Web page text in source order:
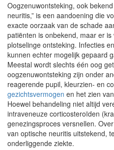
Oogzenuwontsteking, ook
neuritis,” is een aandoening die
exacte oorzaak van de schade
patiënten is onbekend, maar er
plotselinge ontsteking. Infecties
kunnen echter mogelijk gepaard
Meestal wordt slechts één oog
oogzenuwontsteking zijn onder
reagerende pupil, kleurzien- en
gezichtsvermogen en het zien van
Hoewel behandeling niet altijd
intraveneuze corticosteroïden
genezingsproces versnellen.
van optische neuritis uitstekend,
onderliggende ziekte.